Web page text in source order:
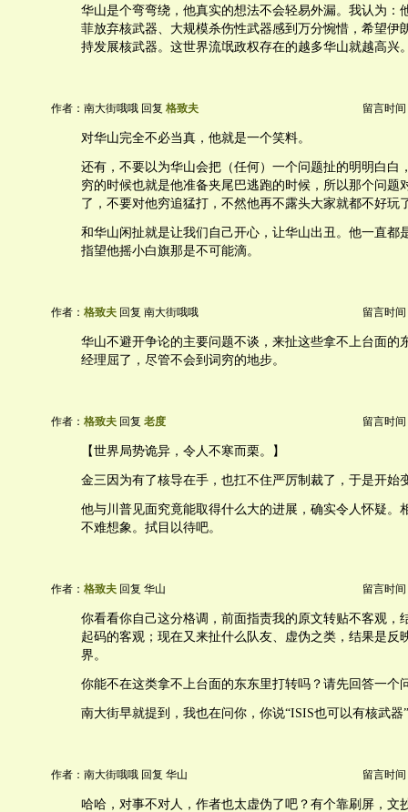
华山是个弯弯绕，他真实的想法不会轻易外漏。我认为：
菲放弃核武器、大规模杀伤性武器感到万分惋惜，希望伊
持发展核武器。这世界流氓政权存在的越多华山就越高兴
作者：南大街哦哦 回复 格致夫 留言时间
对华山完全不必当真，他就是一个笑料。
还有，不要以为华山会把（任何）一个问题扯的明明白白
穷的时候也就是他准备夹尾巴逃跑的时候，所以那个问题
了，不要对他穷追猛打，不然他再不露头大家就都不好玩
和华山闲扯就是让我们自己开心，让华山出丑。他一直都
指望他摇小白旗那是不可能滴。
作者： 格致夫 回复 南大街哦哦 留言时间
华山不避开争论的主要问题不谈，来扯这些拿不上台面的
经理屈了，尽管不会到词穷的地步。
作者： 格致夫 回复 老度 留言时间
【世界局势诡异，令人不寒而栗。】
金三因为有了核导在手，也扛不住严厉制裁了，于是开始
他与川普见面究竟能取得什么大的进展，确实令人怀疑。
不难想象。拭目以待吧。
作者： 格致夫 回复 华山 留言时间
你看看你自己这分格调，前面指责我的原文转贴不客观，
起码的客观；现在又来扯什么队友、虚伪之类，结果是反
界。
你能不在这类拿不上台面的东东里打转吗？请先回答一个
南大街早就提到，我也在问你，你说“ISIS也可以有核武器
作者：南大街哦哦 回复 华山 留言时间
哈哈，对事不对人，作者也太虚伪了吧？有个靠刷屏，文